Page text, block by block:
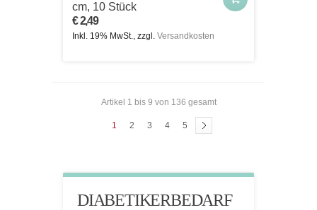
cm, 10 Stück
€ 2,49
Inkl. 19% MwSt., zzgl. Versandkosten
Artikel 1 bis 9 von 136 gesamt
1 2 3 4 5
DIABETIKERBEDARF